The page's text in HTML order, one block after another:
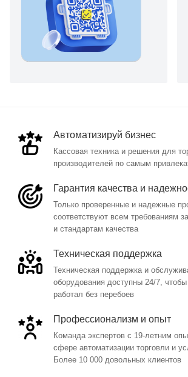
Автоматизируй бизнес
Кассовая техника и решения для
производителей по самым
Гарантия качества и
Только проверенные и надежные
соответствуют всем требованиям
и стандартам качества
Техническая поддержка
Техническая поддержка и
оборудования доступны 24/7,
работал без перебоев
Профессионализм и опыт
Команда экспертов с 19-летним
сфере автоматизации торговли и
Более 10 000 довольных клиентов